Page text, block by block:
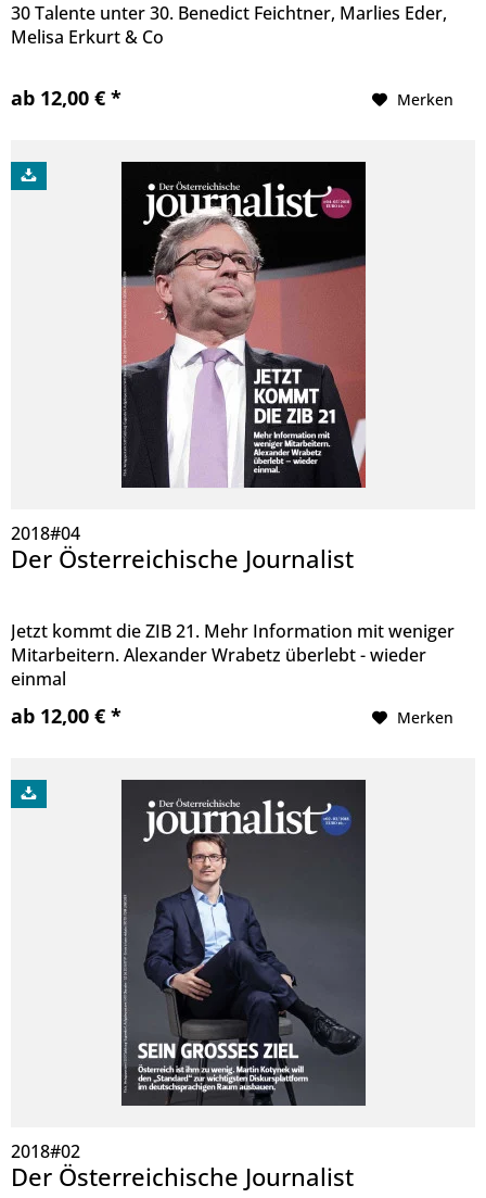
30 Talente unter 30. Benedict Feichtner, Marlies Eder,
Melisa Erkurt & Co
ab 12,00 € * Merken
2018#04
Der Österreichische Journalist
Jetzt kommt die ZIB 21. Mehr Information mit weniger
Mitarbeitern. Alexander Wrabetz überlebt - wieder
einmal
ab 12,00 € * Merken
2018#02
Der Österreichische Journalist